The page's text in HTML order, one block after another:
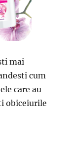
mai
cum
care au
obiceiurile